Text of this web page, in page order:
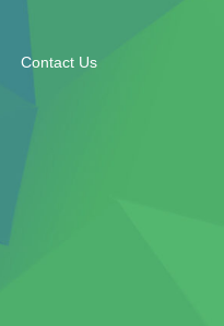
Contact Us